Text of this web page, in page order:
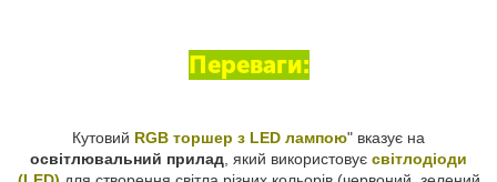
Переваги:
Кутовий RGB торшер з LED лампою" вказує на
освітлювальний прилад , який використовує світлодіоди